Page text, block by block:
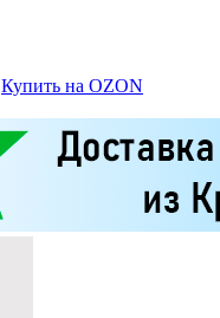
Купить на OZON